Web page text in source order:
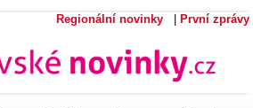
Regionální novinky První zprávy